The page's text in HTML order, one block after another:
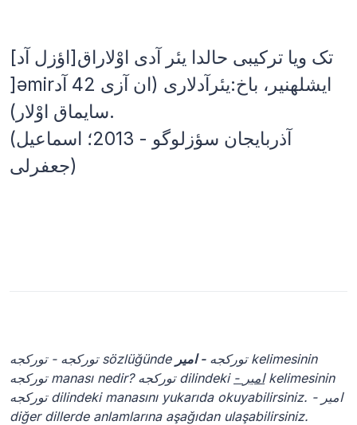
[اؤزل آد]تک ویا ترکیبی حالدا یئر آدی اوْلاراق
]əmirایشلهنیر، باخ:یئرآدلاری (ان آزی 42 آد
سایماق اوْلار).
(آذربایجان سؤزلوگو - 2013؛ اسماعیل
جعفرلی)
توركجه - توركجه sözlüğünde توركجه- امیر
kelimesinin
توركجه manası nedir? توركجه dilindeki
- امیرkelimesinin
توركجه dilindeki manasını yukarıda okuyabilirsiniz. - امیر
diğer dillerde anlamlarına aşağıdan ulaşabilirsiniz.